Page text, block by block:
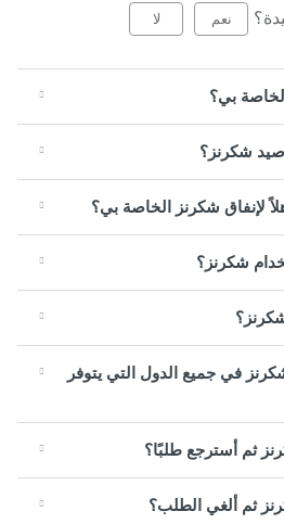
نعم لا
بي؟
شكرنز؟
لإنفاق شكرنز الخاصة بي؟
شكرنز؟
في جميع الدول التي يتوفر
ثم أسترجع طلبًا؟
ثم ألغي الطلب؟